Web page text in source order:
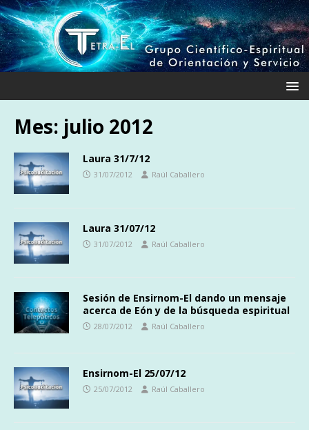
Mes: julio 2012
Laura 31/7/12
31/07/2012 Raúl Caballero
Laura 31/07/12
31/07/2012 Raúl Caballero
Sesión de Ensirnom-El dando un mensaje
acerca de Eón y de la búsqueda espiritual
28/07/2012 Raúl Caballero
Ensirnom-El 25/07/12
25/07/2012 Raúl Caballero